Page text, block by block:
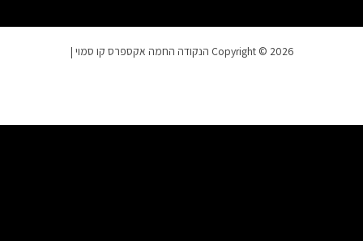
Copyright © 2026 הנקודה החמה אקספרס קו סמוי |